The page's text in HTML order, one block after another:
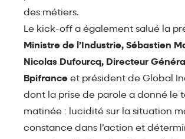
des métiers.
Le kick-off a également salué la
Ministre de l’Industrie, Sébastien
Nicolas Dufourcq, Directeur
Bpifrance et président de Global
dont la prise de parole a donné le
matinée : lucidité sur la situation
constance dans l’action et